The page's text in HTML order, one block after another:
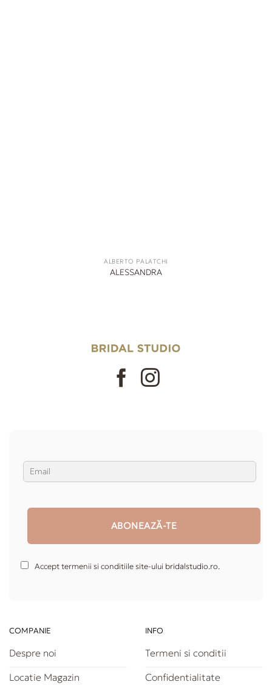
ALBERTO PALATCHI
ALESSANDRA
Accept termenii si conditiile site-ului bridalstudio.ro.
COMPANIE
Despre noi
Locatie Magazin
INFO
Termeni si conditii
Confidentialitate